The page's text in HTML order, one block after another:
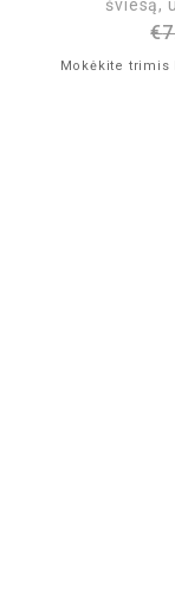
šviesą,
€
Mokėkite trimis